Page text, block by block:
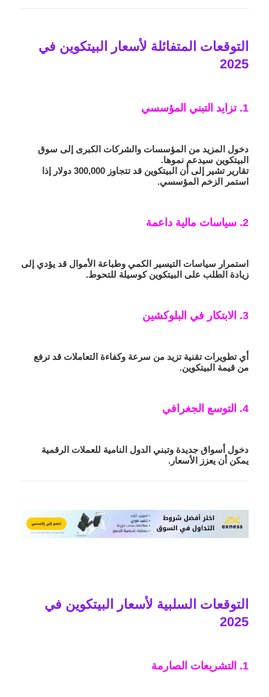
التوقعات المتفائلة لأسعار البيتكوين في
2025
1. تزايد التبني المؤسسي
دخول المزيد من المؤسسات والشركات الكبرى إلى سوق
البيتكوين سيدعم نموها.
تقارير تشير إلى أن البيتكوين قد تتجاوز 300,000 دولار إذا
استمر الزخم المؤسسي.
2. سياسات مالية داعمة
استمرار سياسات التيسير الكمي وطباعة الأموال قد يؤدي إلى
زيادة الطلب على البيتكوين كوسيلة للتحوط.
3. الابتكار في البلوكشين
أي تطويرات تقنية تزيد من سرعة وكفاءة التعاملات قد ترفع
من قيمة البيتكوين.
4. التوسع الجغرافي
دخول أسواق جديدة وتبني الدول النامية للعملات الرقمية
يمكن أن يعزز الأسعار.
التوقعات السلبية لأسعار البيتكوين في
2025
1. التشريعات الصارمة